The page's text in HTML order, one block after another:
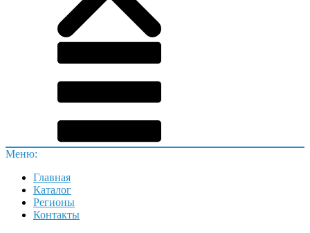
Меню:
Главная
Каталог
Регионы
Контакты